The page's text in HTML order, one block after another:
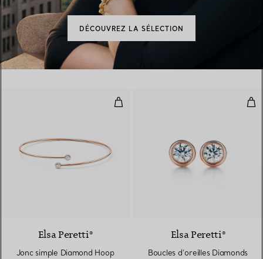
DÉCOUVREZ LA SÉLECTION
Jonc simple Diamond Hoop
Elsa Peretti®
Jonc simple Diamond Hoop
Elsa Peretti®
Boucles d’oreilles Diamonds